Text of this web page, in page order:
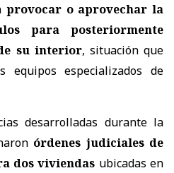
provocar o aprovechar la
para posteriormente
su interior, situación que
equipos especializados de
desarrolladas durante la
órdenes judiciales de
dos viviendas ubicadas en